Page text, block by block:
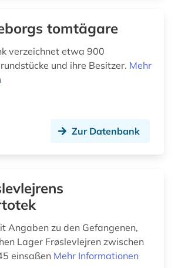
außenwirtschaftspolitik (1)
außerschulische bildung (1)
balkanromanistik (1)
tomtägare
verzeichnet etwa 900
und ihre Besitzer. Mehr
Zur Datenbank
Angaben zu den Gefangenen,
Lager Frøslevlejren zwischen
einsaßen Mehr Informationen